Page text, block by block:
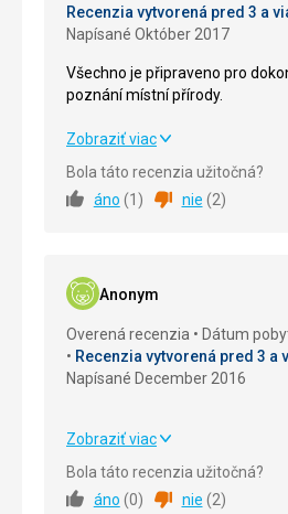
Recenzia vytvorená pred 3 a
Napísané Október 2017
Všechno je připraveno pro
poznání místní přírody.
Všechno je připraveno pro
Strava
Okolie
Služby
Cena
Pláž
Vlny nejsou příliš velké na rozdíl
pobřeží, ideální pro plavání i
Zobraziť viac
Bola táto recenzia užitočná?
áno (1 ) nie (2)
Anonym
Overená recenzia
Dátum
Recenzia vytvorená pred 3 a
Napísané December 2016
Ubytovanie
Zobraziť viac
Bola táto recenzia užitočná?
áno (0) nie (2)